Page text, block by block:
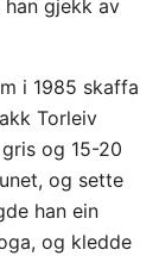
gjekk av
i 1985 skaffa
Torleiv
og 15-20
og sette
han ein
og kledde